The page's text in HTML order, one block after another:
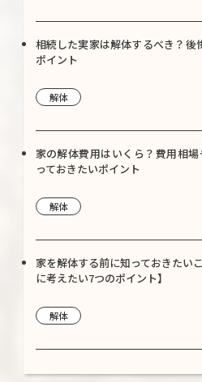
相続した実家は解体するべき？後
ポイント
解体
家の解体費用はいくら？費用相
っておきたいポイント
解体
家を解体する前に知っておきたい
に考えたい7つのポイント】
解体